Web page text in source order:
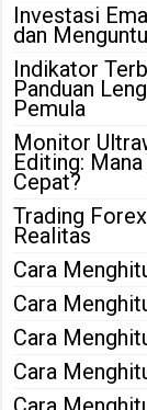
Investasi
dan
Indikator
Panduan
Pemula
Monitor
Editing:
Cepat?
Trading
Realitas
Cara
Cara
Cara
Cara